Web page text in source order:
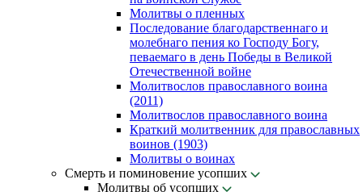
Молитвы о пленных
Последование благодарственнаго и
молебнаго пения ко Господу Богу,
певаемаго в день Победы в Великой
Отечественной войне
Молитвослов православного воина
(2011)
Молитвослов православного воина
Краткий молитвенник для православных
воинов (1903)
Молитвы о воинах
Смерть и поминовение усопших
Молитвы об усопших